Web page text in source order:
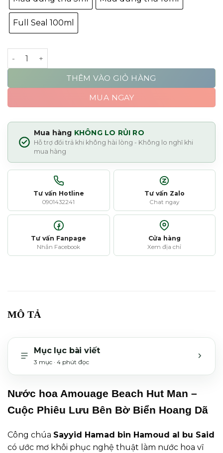
Full Seal 100ml
Amouage Beach Hut Man số lượng
THÊM VÀO GIỎ HÀNG
MUA NGAY
Mua hàng KHÔNG LO RỦI RO
Hỗ trợ đổi trả khi không hài lòng - Không lo nghĩ khi
mua hàng
Tư vấn Hotline
0901432241
Tư vấn Zalo
Chat ngay
Tư vấn Fanpage
Nhắn Facebook
Cửa hàng
Xem địa chỉ
MÔ TẢ
Mục lục bài viết
3 mục · 4 phút đọc
Nước hoa Amouage Beach Hut Man –
Cuộc Phiêu Lưu Bên Bờ Biển Hoang Dã
Công chúa Sayyid Hamad bin Hamoud al bu Said
có ước mơ khôi phục nghệ thuật làm nước hoa vĩ